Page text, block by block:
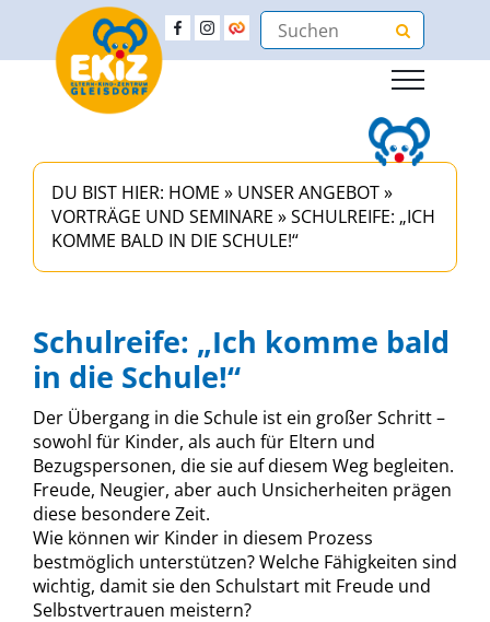
DU BIST HIER: HOME » UNSER ANGEBOT»
VORTRÄGE UND SEMINARE »SCHULREIFE: „ICH
KOMME BALD IN DIE SCHULE!“
Schulreife: „Ich komme bald
in die Schule!“
Der Übergang in die Schule ist ein großer Schritt –
sowohl für Kinder, als auch für Eltern und
Bezugspersonen, die sie auf diesem Weg begleiten.
Freude, Neugier, aber auch Unsicherheiten prägen
diese besondere Zeit.
Wie können wir Kinder in diesem Prozess
bestmöglich unterstützen? Welche Fähigkeiten sind
wichtig, damit sie den Schulstart mit Freude und
Selbstvertrauen meistern?